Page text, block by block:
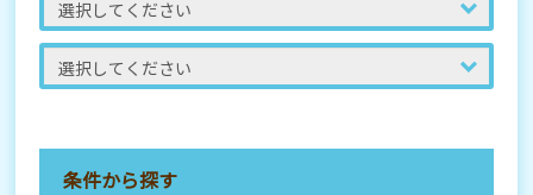
条件から探す